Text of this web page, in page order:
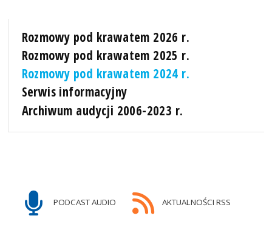
Rozmowy pod krawatem 2026 r.
Rozmowy pod krawatem 2025 r.
Rozmowy pod krawatem 2024 r.
Serwis informacyjny
Archiwum audycji 2006-2023 r.
PODCAST AUDIO AKTUALNOŚCI RSS